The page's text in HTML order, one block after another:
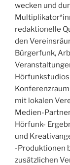
wecken und
redaktionelle
den
Bürgerfunk,
mit lokalen
Medien-
Hörfunk-
und
-Produktionen
zusätzlichen